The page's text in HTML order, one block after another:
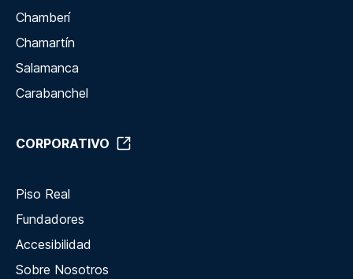
Chamberí
Chamartín
Salamanca
Carabanchel
CORPORATIVO
Piso Real
Fundadores
Accesibilidad
Sobre Nosotros